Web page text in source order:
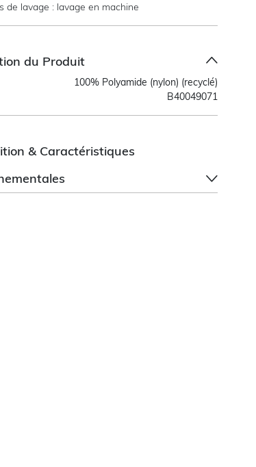
de lavage : lavage en machine
du Produit
100% Polyamide (nylon) (recyclé)
B40049071
& Caractéristiques